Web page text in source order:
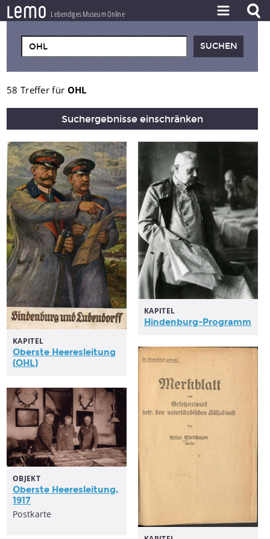
lemo Lebendiges Museum Online
ZEITSTRAHL
THEMEN
ZEITZEUGEN
BESTAND
PROJEKT
58 Treffer für OHL
Suchergebnisse einschränken
KAPITEL
Oberste Heeresleitung
(OHL)
KAPITEL
Hindenburg-Programm
OBJEKT
Oberste Heeresleitung,
1917
Postkarte